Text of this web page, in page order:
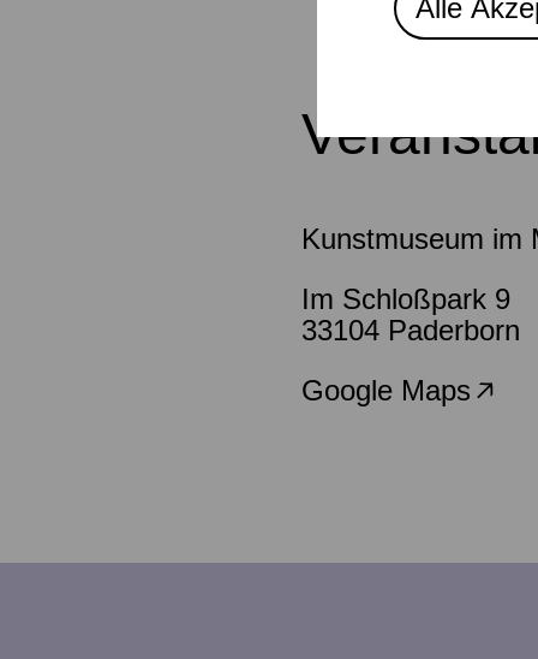
Alle
Kunstmuseum im
Im Schloßpark 9
33104 Paderborn
Google Maps